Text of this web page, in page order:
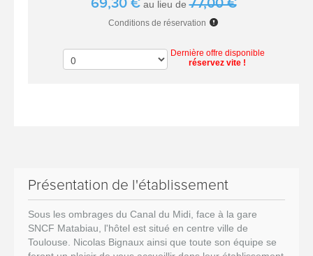
69,30 €au lieu de77,00 €
Conditions de réservation
Dernière offre disponible
réservez vite !
Présentation de l'établissement
Sous les ombrages du Canal du Midi, face à la gare
SNCF Matabiau, l'hôtel est situé en centre ville de
Toulouse. Nicolas Bignaux ainsi que toute son équipe se